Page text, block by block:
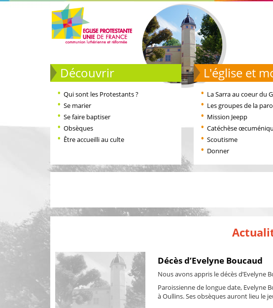
Découvrir
Qui sont les Protestants ?
Se marier
Se faire baptiser
Obsèques
Être accueilli au culte
L'église et
La Sarra au coeur du
Les groupes de la
Mission Jeepp
Catéchèse
Scoutisme
Donner
Décès d’Evelyne Boucaud
Nous avons appris le décès d’Evelyne
Paroissienne de longue date, Evelyne
à Oullins. Ses obsèques auront lieu le